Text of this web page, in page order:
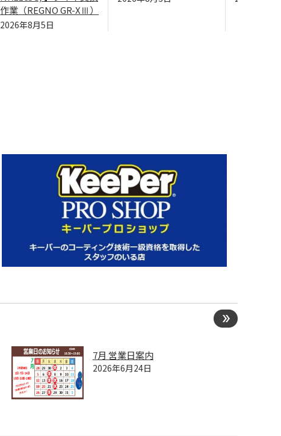
作業（REGNO GR-XⅢ）
2026年8月5日
7月 営業日案内
2026年6月24日